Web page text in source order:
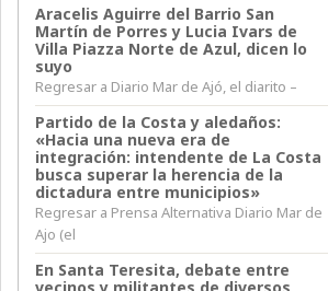
Aracelis Aguirre del Barrio San
Martín de Porres y Lucia Ivars de
Villa Piazza Norte de Azul, dicen lo
suyo
Regresar a Diario Mar de Ajó, el diarito –
Partido de la Costa y aledaños:
«Hacia una nueva era de
integración: intendente de La Costa
busca superar la herencia de la
dictadura entre municipios»
Regresar a Prensa Alternativa Diario Mar de
Ajo (el
En Santa Teresita, debate entre